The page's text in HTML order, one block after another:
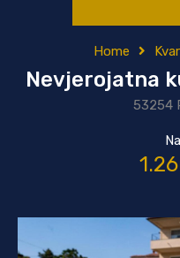
Home
Nevjerojatna
53254